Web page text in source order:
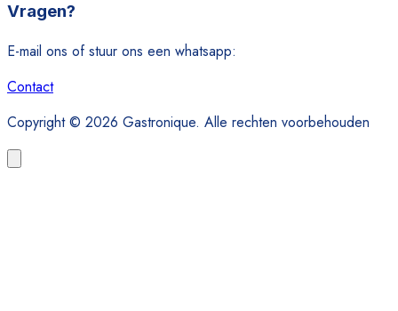
Vragen?
E-mail ons of stuur ons een whatsapp:
Contact
Copyright © 2026 Gastronique. Alle rechten voorbehouden